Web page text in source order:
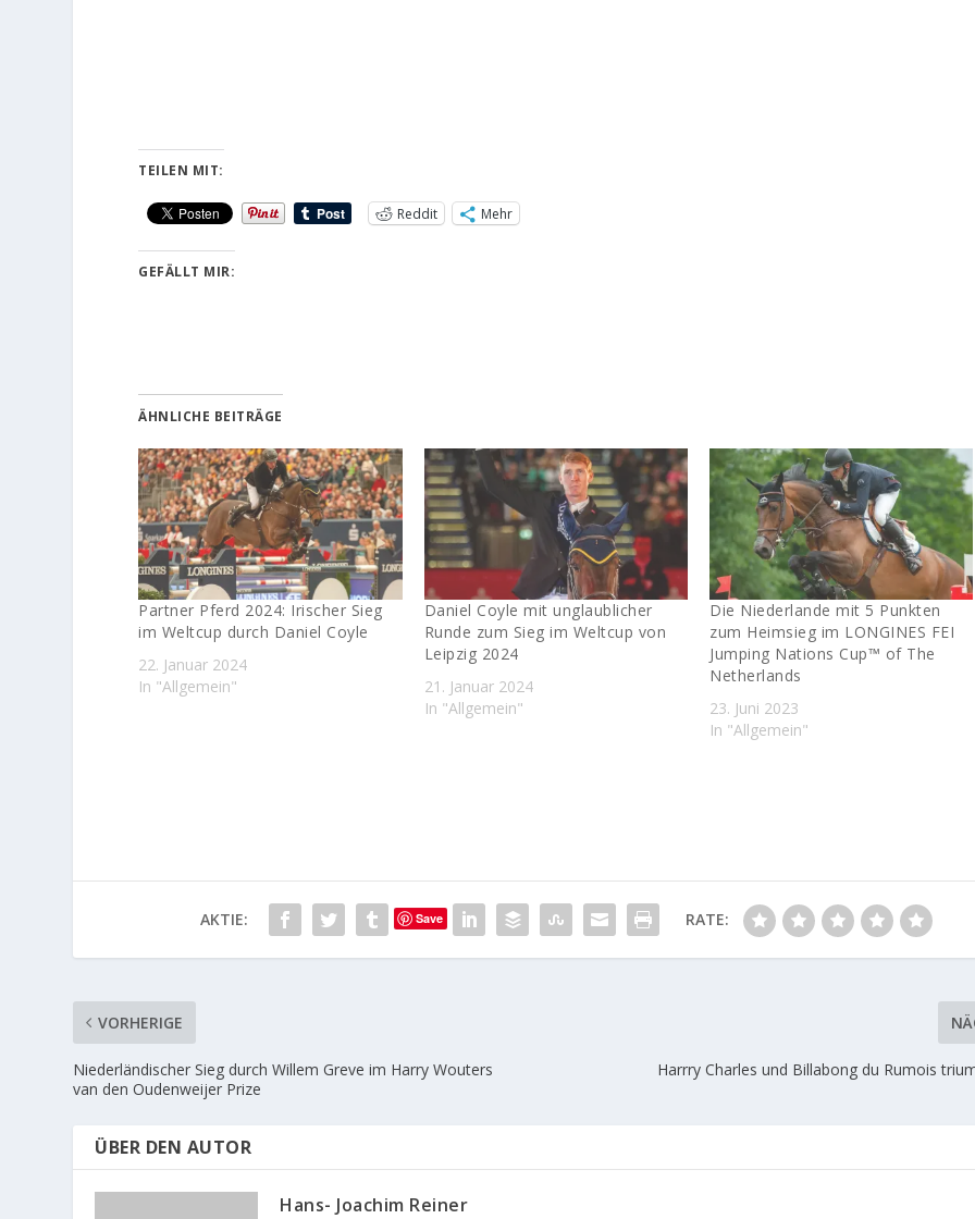
TEILEN MIT:
Reddit Mehr
GEFÄLLT MIR:
ÄHNLICHE BEITRÄGE
Partner Pferd 2024: Irischer Sieg
im Weltcup durch Daniel Coyle
22. Januar 2024
In "Allgemein"
Daniel Coyle mit unglaublicher
Runde zum Sieg im Weltcup von
Leipzig 2024
21. Januar 2024
In "Allgemein"
Die Niederlande mit 5 Punkten
zum Heimsieg im LONGINES FEI
Jumping Nations Cup™ of The
Netherlands
23. Juni 2023
In "Allgemein"
AKTIE: Save RATE:
VORHERIGE
Niederländischer Sieg durch Willem Greve im Harry Wouters
van den Oudenweijer Prize
Harrry Charles und Billabong du Rumois
ÜBER DEN AUTOR
Hans- Joachim Reiner